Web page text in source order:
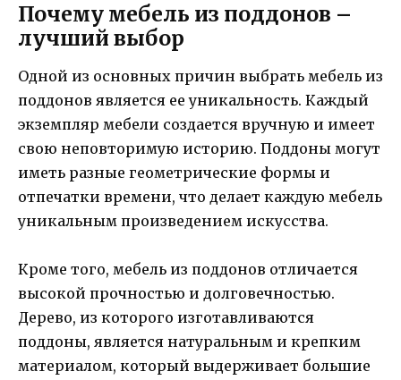
Почему мебель из поддонов –
лучший выбор
Одной из основных причин выбрать мебель из
поддонов является ее уникальность. Каждый
экземпляр мебели создается вручную и имеет
свою неповторимую историю. Поддоны могут
иметь разные геометрические формы и
отпечатки времени, что делает каждую мебель
уникальным произведением искусства.
Кроме того, мебель из поддонов отличается
высокой прочностью и долговечностью.
Дерево, из которого изготавливаются
поддоны, является натуральным и крепким
материалом, который выдерживает большие